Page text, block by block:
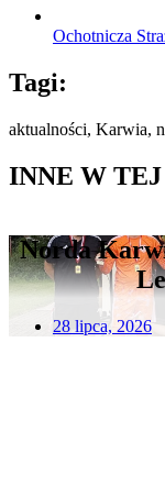
Ochotnicza
Tagi:
aktualności, Karwia,
INNE W
Norda
28 lipca, 2026